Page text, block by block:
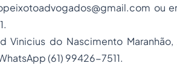
ou
Vinicius do Nascimento
(61) 99426-7511.